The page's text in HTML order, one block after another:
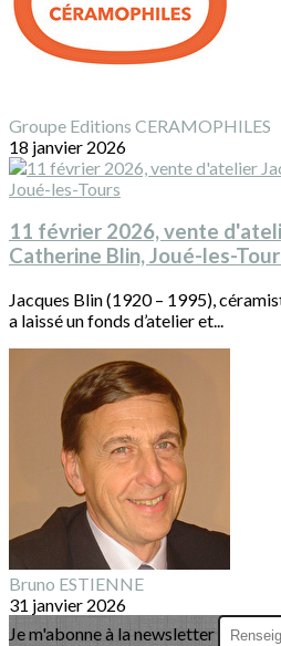
Groupe Editions CERAMOPHILES
18 janvier 2026
11 février 2026, vente
Catherine Blin, Joué-les-
Jacques Blin (1920 – 1995),
a laissé un fonds d’atelier et...
Bruno ESTIENNE
31 janvier 2026
Je m'abonne à la newsletter